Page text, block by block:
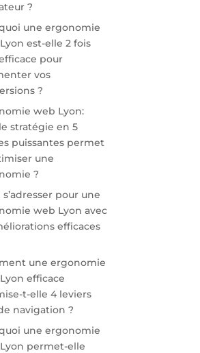
?
une ergonomie
est-elle 2 fois
pour
vos
?
web Lyon:
stratégie en 5
puissantes permet
une
?
s’adresser pour une
web Lyon avec
efficaces
une ergonomie
efficace
t-elle 4 leviers
navigation ?
une ergonomie
permet-elle